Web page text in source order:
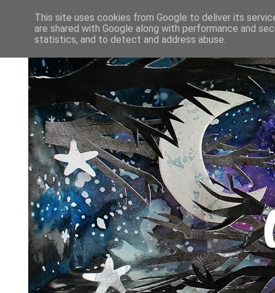
This site uses cookies from Google to deliver its
are shared with Google along with performance and
statistics, and to detect and address abuse.